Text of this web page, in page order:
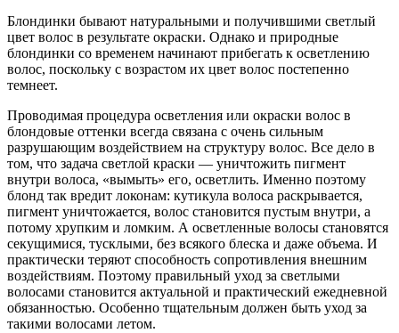
Блондинки бывают натуральными и получившими светлый
цвет волос в результате окраски. Однако и природные
блондинки со временем начинают прибегать к осветлению
волос, поскольку с возрастом их цвет волос постепенно
темнеет.
Проводимая процедура осветления или окраски волос в
блондовые оттенки всегда связана с очень сильным
разрушающим воздействием на структуру волос. Все дело в
том, что задача светлой краски — уничтожить пигмент
внутри волоса, «вымыть» его, осветлить. Именно поэтому
блонд так вредит локонам: кутикула волоса раскрывается,
пигмент уничтожается, волос становится пустым внутри, а
потому хрупким и ломким. А осветленные волосы становятся
секущимися, тусклыми, без всякого блеска и даже объема. И
практически теряют способность сопротивления внешним
воздействиям. Поэтому правильный уход за светлыми
волосами становится актуальной и практический ежедневной
обязанностью. Особенно тщательным должен быть уход за
такими волосами летом.